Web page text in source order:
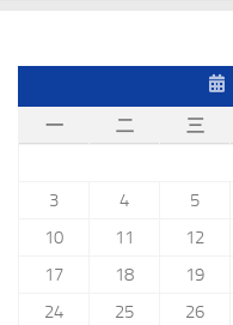
一
二 三
3
4 5
10
11 12
17
18 19
24
25 26